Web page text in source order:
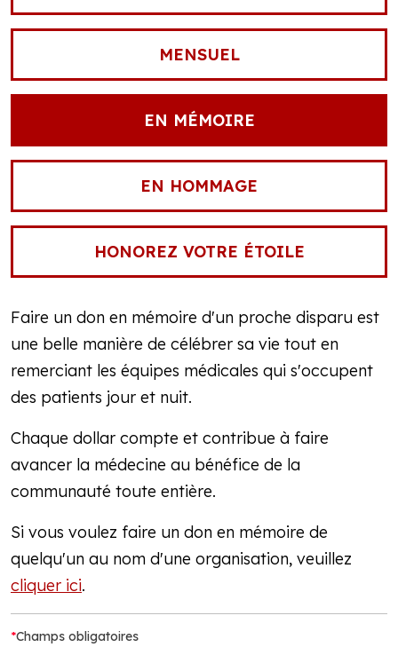
MENSUEL
EN MÉMOIRE
EN HOMMAGE
HONOREZ VOTRE ÉTOILE
Faire un don en mémoire d'un proche disparu est
une belle manière de célébrer sa vie tout en
remerciant les équipes médicales qui s'occupent
des patients jour et nuit.
Chaque dollar compte et contribue à faire
avancer la médecine au bénéfice de la
communauté toute entière.
Si vous voulez faire un don en mémoire de
quelqu'un au nom d'une organisation, veuillez
cliquer ici.
*Champs obligatoires